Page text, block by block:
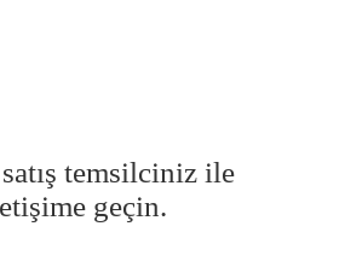
temsilciniz ile
geçin.